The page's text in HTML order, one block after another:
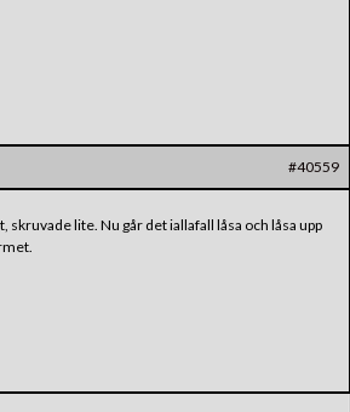
#40559
skruvade lite. Nu går det iallafall låsa och låsa upp